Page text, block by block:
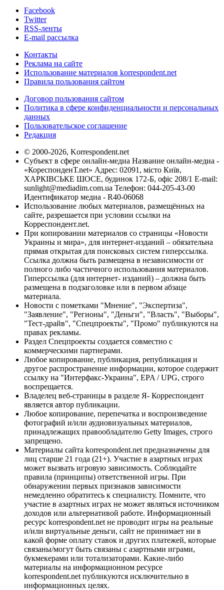
Facebook
Twitter
RSS-ленты
E-mail рассылка
Контакты
Реклама на сайте
Использование материалов korrespondent.net
Правила пользования сайтом
Договор пользования сайтом
Политика в сфере конфиденциальности и персональных
данных
Пользовательское соглашение
Редакция
© 2000-2026, Korrespondent.net
Субъект в сфере онлайн-медиа Название онлайн-медиа -
«КореспонденТ.net» Адрес: 02091, місто Київ,
ХАРКІВСЬКЕ ШОСЕ, будинок 172-Б, офіс 208/1 E-mail:
sunlight@mediadim.com.ua Телефон: 044-205-43-00
Идентификатор медиа - R40-06068
Использование любых материалов, размещённых на
сайте, разрешается при условии ссылки на
Корреспондент.net.
При копировании материалов со страницы «Новости
Украины и мира», для интернет-изданий – обязательна
прямая открытая для поисковых систем гиперссылка.
Ссылка должна быть размещена в независимости от
полного либо частичного использования материалов.
Гиперссылка (для интернет- изданий) – должна быть
размещена в подзаголовке или в первом абзаце
материала.
Новости с пометками "Мнение", "Экспертиза",
"Заявление", "Регионы", "Деньги", "Власть", "Выборы",
"Тест-драйв", "Спецпроекты", "Промо" публикуются на
правах рекламы.
Раздел Спецпроекты создается совместно с
коммерческими партнерами.
Любое копирование, публикация, републикация и
другое распространение информации, которое содержит
ссылку на "Интерфакс-Украина", EPA / UPG, строго
воспрещается.
Владелец веб-страницы в разделе Я- Корреспондент
является автор публикации.
Любое копирование, перепечатка и воспроизведение
фотографий и/или аудиовизуальных материалов,
принадлежащих правообладателю Getty Images, строго
запрещено.
Материалы сайта korrespondent.net предназначены для
лиц старше 21 года (21+). Участие в азартных играх
может вызвать игровую зависимость. Соблюдайте
правила (принципы) ответственной игры. При
обнаружении первых признаков зависимости
немедленно обратитесь к специалисту. Помните, что
участие в азартных играх не может являться источником
доходов или альтернативой работе. Информационный
ресурс korrespondent.net не проводит игры на реальные
и/или виртуальные деньги, сайт не принимает ни в
какой форме оплату ставок и других платежей, которые
связаны/могут быть связаны с азартными играми,
букмекерами или тотализаторами. Какие-либо
материалы на информационном ресурсе
korrespondent.net публикуются исключительно в
информационных целях.